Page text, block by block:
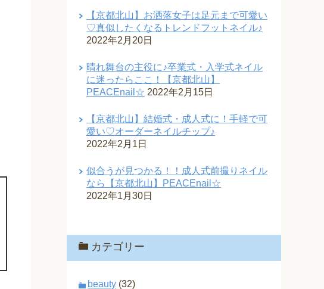
【京都北山】お洒落女子は足元まで可愛い
♡真似したくなるトレンドフットネイル♪
2022年2月20日
晴れ舞台の主役に♪卒業式・入学式ネイル
に迷ったらここ！【京都北山】
PEACEnail☆ 2022年2月15日
【京都北山】結婚式・成人式に！手軽で可
愛い♡オーダーネイルチップ♪
2022年2月1日
似合うが見つかる！！成人式前撮りネイル
なら【京都北山】PEACEnail☆
2022年1月30日
カテゴリー
beauty (32)